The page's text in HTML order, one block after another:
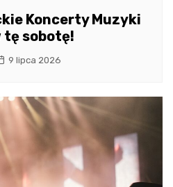
Koncerty Muzyki
tę sobotę!
9 lipca 2026